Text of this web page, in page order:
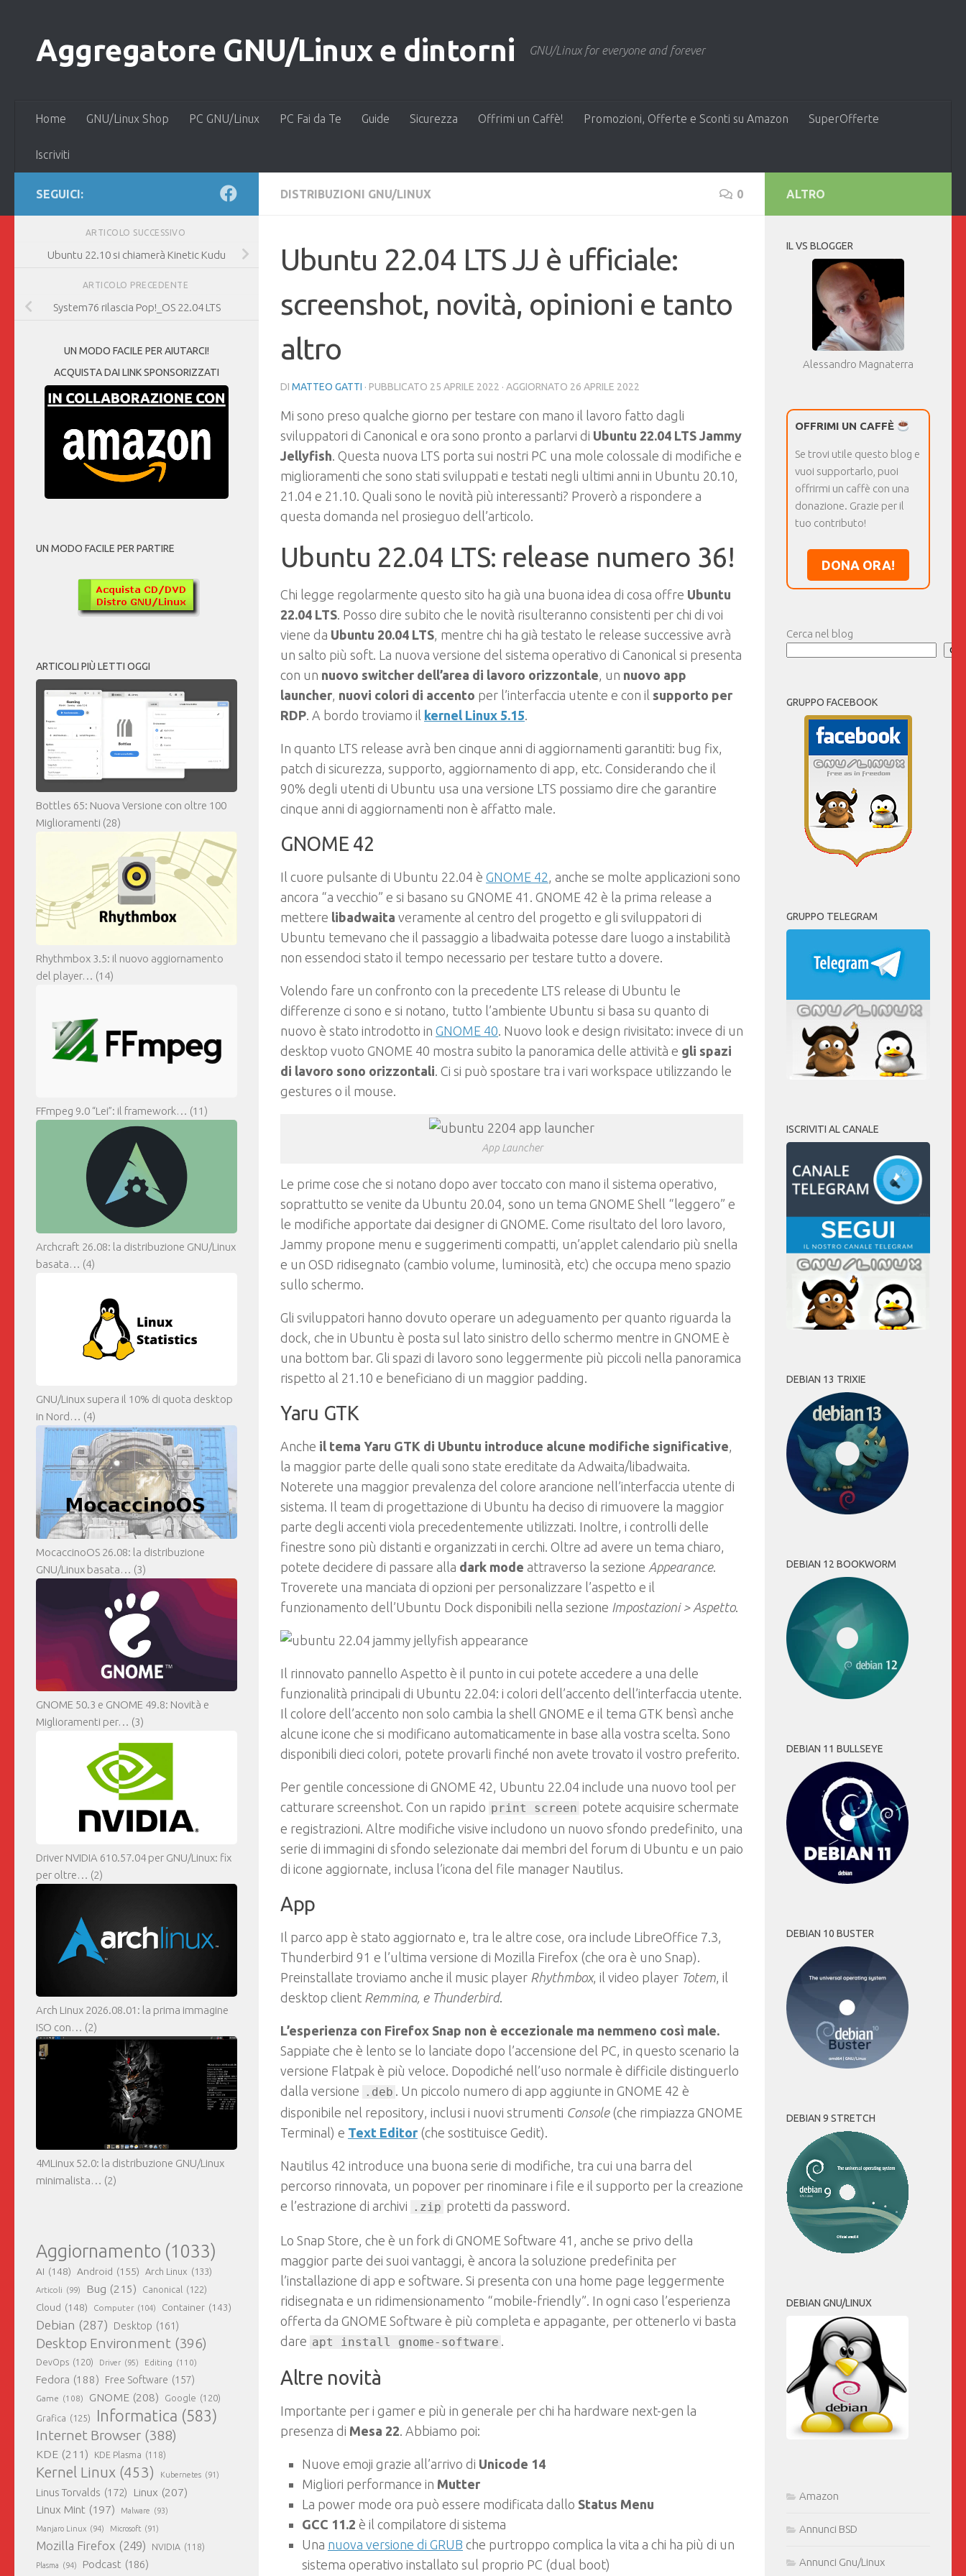
Aggregatore GNU/Linux e dintorni GNU/Linux for everyone and forever
Home GNU/Linux Shop PC GNU/Linux PC Fai da Te Guide Sicurezza Offrimi un Caffè! Promozioni, Offerte e Sconti su Amazon SuperOfferte
Iscriviti
DISTRIBUZIONI GNU/LINUX 0
Ubuntu 22.04 LTS JJ è ufficiale:
screenshot, novità, opinioni e tanto
altro
DI MATTEO GATTI · PUBBLICATO 25 APRILE 2022 · AGGIORNATO 26 APRILE 2022
Mi sono preso qualche giorno per testare con mano il lavoro fatto dagli
sviluppatori di Canonical e ora sono pronto a parlarvi di Ubuntu 22.04 LTS Jammy
Jellyfish. Questa nuova LTS porta sui nostri PC una mole colossale di modifiche e
miglioramenti che sono stati sviluppati e testati negli ultimi anni in Ubuntu 20.10,
21.04 e 21.10. Quali sono le novità più interessanti? Proverò a rispondere a
questa domanda nel prosieguo dell’articolo.
Ubuntu 22.04 LTS: release numero 36!
Chi legge regolarmente questo sito ha già una buona idea di cosa offre Ubuntu
22.04 LTS. Posso dire subito che le novità risulteranno consistenti per chi di voi
viene da Ubuntu 20.04 LTS, mentre chi ha già testato le release successive avrà
un salto più soft. La nuova versione del sistema operativo di Canonical si presenta
con un nuovo switcher dell’area di lavoro orizzontale, un nuovo app
launcher, nuovi colori di accento per l’interfaccia utente e con il supporto per
RDP. A bordo troviamo il kernel Linux 5.15.
In quanto LTS release avrà ben cinque anni di aggiornamenti garantiti: bug fix,
patch di sicurezza, supporto, aggiornamento di app, etc. Considerando che il
90% degli utenti di Ubuntu usa una versione LTS possiamo dire che garantire
cinque anni di aggiornamenti non è affatto male.
GNOME 42
Il cuore pulsante di Ubuntu 22.04 è GNOME 42, anche se molte applicazioni sono
ancora “a vecchio” e si basano su GNOME 41. GNOME 42 è la prima release a
mettere libadwaita veramente al centro del progetto e gli sviluppatori di
Ubuntu temevano che il passaggio a libadwaita potesse dare luogo a instabilità
non essendoci stato il tempo necessario per testare tutto a dovere.
Volendo fare un confronto con la precedente LTS release di Ubuntu le
differenze ci sono e si notano, tutto l’ambiente Ubuntu si basa su quanto di
nuovo è stato introdotto in GNOME 40. Nuovo look e design rivisitato: invece di un
desktop vuoto GNOME 40 mostra subito la panoramica delle attività e gli spazi
di lavoro sono orizzontali. Ci si può spostare tra i vari workspace utilizzando le
gestures o il mouse.
App Launcher
Le prime cose che si notano dopo aver toccato con mano il sistema operativo,
soprattutto se venite da Ubuntu 20.04, sono un tema GNOME Shell “leggero” e
le modifiche apportate dai designer di GNOME. Come risultato del loro lavoro,
Jammy propone menu e suggerimenti compatti, un’applet calendario più snella
e un OSD ridisegnato (cambio volume, luminosità, etc) che occupa meno spazio
sullo schermo.
Gli sviluppatori hanno dovuto operare un adeguamento per quanto riguarda la
dock, che in Ubuntu è posta sul lato sinistro dello schermo mentre in GNOME è
una bottom bar. Gli spazi di lavoro sono leggermente più piccoli nella panoramica
rispetto al 21.10 e beneficiano di un maggior padding.
Yaru GTK
Anche il tema Yaru GTK di Ubuntu introduce alcune modifiche significative,
la maggior parte delle quali sono state ereditate da Adwaita/libadwaita.
Noterete una maggior prevalenza del colore arancione nell’interfaccia utente di
sistema. Il team di progettazione di Ubuntu ha deciso di rimuovere la maggior
parte degli accenti viola precedentemente utilizzati. Inoltre, i controlli delle
finestre sono più distanti e organizzati in cerchi. Oltre ad avere un tema chiaro,
potete decidere di passare alla dark mode attraverso la sezione Appearance.
Troverete una manciata di opzioni per personalizzare l’aspetto e il
funzionamento dell’Ubuntu Dock disponibili nella sezione Impostazioni > Aspetto.
Il rinnovato pannello Aspetto è il punto in cui potete accedere a una delle
funzionalità principali di Ubuntu 22.04: i colori dell’accento dell’interfaccia utente.
Il colore dell’accento non solo cambia la shell GNOME e il tema GTK bensì anche
alcune icone che si modificano automaticamente in base alla vostra scelta. Sono
disponibili dieci colori, potete provarli finché non avete trovato il vostro preferito.
Per gentile concessione di GNOME 42, Ubuntu 22.04 include una nuovo tool per
catturare screenshot. Con un rapido print screen potete acquisire schermate
e registrazioni. Altre modifiche visive includono un nuovo sfondo predefinito, una
serie di immagini di sfondo selezionate dai membri del forum di Ubuntu e un paio
di icone aggiornate, inclusa l’icona del file manager Nautilus.
App
Il parco app è stato aggiornato e, tra le altre cose, ora include LibreOffice 7.3,
Thunderbird 91 e l’ultima versione di Mozilla Firefox (che ora è uno Snap).
Preinstallate troviamo anche il music player Rhythmbox, il video player Totem, il
desktop client Remmina, e Thunderbird.
L’esperienza con Firefox Snap non è eccezionale ma nemmeno così male.
Sappiate che è lento se lo lanciate dopo l’accensione del PC, in questo scenario la
versione Flatpak è più veloce. Dopodiché nell’uso normale è difficile distinguerlo
dalla versione .deb . Un piccolo numero di app aggiunte in GNOME 42 è
disponibile nel repository, inclusi i nuovi strumenti Console(che rimpiazza GNOME
Terminal) e Text Editor (che sostituisce Gedit).
Nautilus 42 introduce una buona serie di modifiche, tra cui una barra del
percorso rinnovata, un popover per rinominare i file e il supporto per la creazione
e l’estrazione di archivi .zip protetti da password.
Lo Snap Store, che è un fork di GNOME Software 41, anche se privo della
maggior parte dei suoi vantaggi, è ancora la soluzione predefinita per
l’installazione di app e software. Si presenta con una home page leggermente
ridisegnata e un ridimensionamento “mobile-friendly”. In ogni caso l’esperienza
offerta da GNOME Software è più completa e appagante, per ottenerlo vi basta
dare apt install gnome-software .
Altre novità
Importante per i gamer e più in generale per chi ha hardware next-gen la
presenza di Mesa 22. Abbiamo poi:
Nuove emoji grazie all’arrivo di Unicode 14
Migliori performance in Mutter
La power mode ora può essere modificata dallo Status Menu
GCC 11.2 è il compilatore di sistema
Una nuova versione di GRUB che purtroppo complica la vita a chi ha più di un
sistema operativo installato sul proprio PC (dual boot)
SEGUICI:
ARTICOLO SUCCESSIVO
Ubuntu 22.10 si chiamerà Kinetic Kudu
ARTICOLO PRECEDENTE
System76 rilascia Pop!_OS 22.04 LTS
UN MODO FACILE PER AIUTARCI!
ACQUISTA DAI LINK SPONSORIZZATI
UN MODO FACILE PER PARTIRE
ARTICOLI PIÙ LETTI OGGI
Bottles 65: Nuova Versione con oltre 100
Miglioramenti (28)
Rhythmbox 3.5: il nuovo aggiornamento
del player… (14)
FFmpeg 9.0 “Lei”: il framework… (11)
Archcraft 26.08: la distribuzione GNU/Linux
basata… (4)
GNU/Linux supera il 10% di quota desktop
in Nord… (4)
MocaccinoOS 26.08: la distribuzione
GNU/Linux basata… (3)
GNOME 50.3 e GNOME 49.8: Novità e
Miglioramenti per… (3)
Driver NVIDIA 610.57.04 per GNU/Linux: fix
per oltre… (2)
Arch Linux 2026.08.01: la prima immagine
ISO con… (2)
4MLinux 52.0: la distribuzione GNU/Linux
minimalista… (2)
Aggiornamento (1033)
AI (148) Android (155) Arch Linux (133)
Articoli (99) Bug (215) Canonical (122)
Cloud (148) Computer (104) Container (143)
Debian (287) Desktop (161)
Desktop Environment (396)
DevOps (120) Driver (95) Editing (110)
Fedora (188) Free Software (157)
Game (108) GNOME (208) Google (120)
Grafica (125) Informatica (583)
Internet Browser (388)
KDE (211) KDE Plasma (118)
Kernel Linux (453) Kubernetes (91)
Linus Torvalds (172) Linux (207)
Linux Mint (197) Malware (93)
Manjaro Linux (94) Microsoft (91)
Mozilla Firefox (249) NVIDIA (118)
Plasma (94) Podcast (186)
ALTRO
IL VS BLOGGER
Alessandro Magnaterra
OFFRIMI UN CAFFÈ
Se trovi utile questo blog e
vuoi supportarlo, puoi
offrirmi un caffè con una
donazione. Grazie per il
tuo contributo!
DONA ORA!
Cerca nel blog
GRUPPO FACEBOOK
GRUPPO TELEGRAM
ISCRIVITI AL CANALE
DEBIAN 13 TRIXIE
DEBIAN 12 BOOKWORM
DEBIAN 11 BULLSEYE
DEBIAN 10 BUSTER
DEBIAN 9 STRETCH
DEBIAN GNU/LINUX
Amazon
Annunci BSD
Annunci Gnu/Linux